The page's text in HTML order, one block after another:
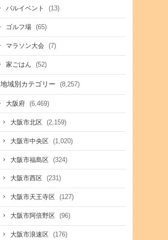
バルイベント (13)
ゴルフ場 (65)
マラソン大会 (7)
家ごはん (52)
地域別カテゴリー (8,257)
大阪府 (6,469)
大阪市北区 (2,159)
大阪市中央区 (1,020)
大阪市福島区 (324)
大阪市西区 (231)
大阪市天王寺区 (127)
大阪市阿倍野区 (96)
大阪市浪速区 (176)